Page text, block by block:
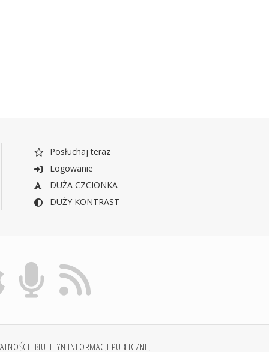
Posłuchaj teraz
Logowanie
DUŻA CZCIONKA
DUŻY KONTRAST
BIULETYN INFORMACJI PUBLICZNEJ